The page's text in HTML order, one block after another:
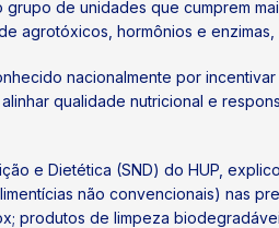
de unidades que cumprem
agrotóxicos, hormônios e
nacionalmente por
qualidade nutricional e
e Dietética (SND) do HUP,
não convencionais) nas
produtos de limpeza